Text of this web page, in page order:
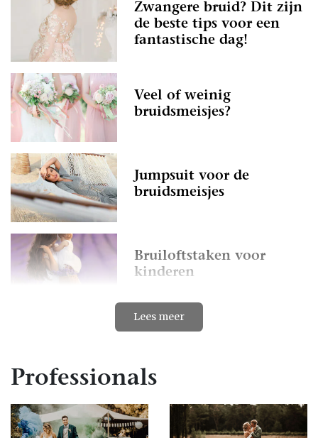
Professionals
Zwangere bruid? Dit zijn
de beste tips voor een
fantastische dag!
Veel of weinig
bruidsmeisjes?
Jumpsuit voor de
bruidsmeisjes
Bruiloftstaken voor
kinderen
Bruids- meisjes en jonkers
Lees meer